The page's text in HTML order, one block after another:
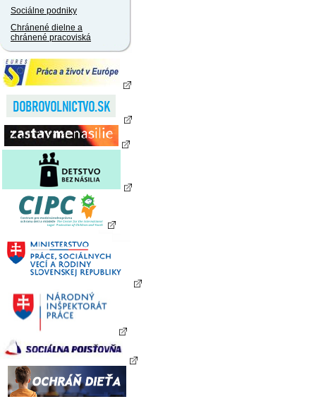
Sociálne podniky
Chránené dielne a
chránené pracoviská